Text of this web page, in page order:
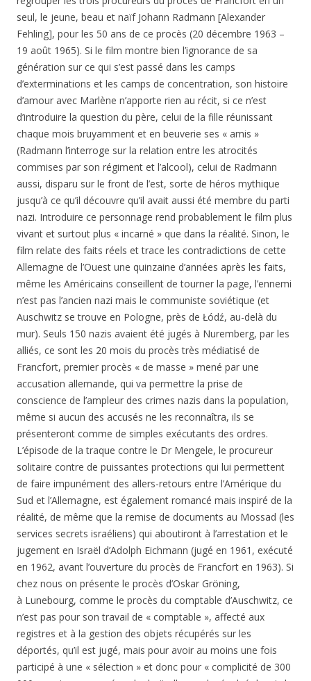
seul, le jeune, beau et naïf Johann Radmann [Alexander
Fehling], pour les 50 ans de ce procès (20 décembre 1963 –
19 août 1965). Si le film montre bien l’ignorance de sa
génération sur ce qui s’est passé dans les camps
d’exterminations et les camps de concentration, son histoire
d’amour avec Marlène n’apporte rien au récit, si ce n’est
d’introduire la question du père, celui de la fille réunissant
chaque mois bruyamment et en beuverie ses « amis »
(Radmann l’interroge sur la relation entre les atrocités
commises par son régiment et l’alcool), celui de Radmann
aussi, disparu sur le front de l’est, sorte de héros mythique
jusqu’à ce qu’il découvre qu’il avait aussi été membre du parti
nazi. Introduire ce personnage rend probablement le film plus
vivant et surtout plus « incarné » que dans la réalité. Sinon, le
film relate des faits réels et trace les contradictions de cette
Allemagne de l’Ouest une quinzaine d’années après les faits,
même les Américains conseillent de tourner la page, l’ennemi
n’est pas l’ancien nazi mais le communiste soviétique (et
Auschwitz se trouve en Pologne, près de Łódź, au-delà du
mur). Seuls 150 nazis avaient été jugés à Nuremberg, par les
alliés, ce sont les 20 mois du procès très médiatisé de
Francfort, premier procès « de masse » mené par une
accusation allemande, qui va permettre la prise de
conscience de l’ampleur des crimes nazis dans la population,
même si aucun des accusés ne les reconnaîtra, ils se
présenteront comme de simples exécutants des ordres.
L’épisode de la traque contre le Dr Mengele, le procureur
solitaire contre de puissantes protections qui lui permettent
de faire impunément des allers-retours entre l’Amérique du
Sud et l’Allemagne, est également romancé mais inspiré de la
réalité, de même que la remise de documents au Mossad (les
services secrets israéliens) qui aboutiront à l’arrestation et le
jugement en Israël d’Adolph Eichmann (jugé en 1961, exécuté
en 1962, avant l’ouverture du procès de Francfort en 1963). Si
chez nous on présente le procès d’Oskar Gröning,
à Lunebourg, comme le procès du comptable d’Auschwitz, ce
n’est pas pour son travail de « comptable », affecté aux
registres et à la gestion des objets récupérés sur les
déportés, qu’il est jugé, mais pour avoir au moins une fois
participé à une « sélection » et donc pour « complicité de 300